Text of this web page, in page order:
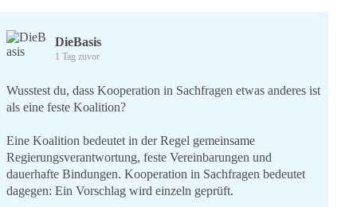
DieBasis
1 Tag zuvor
Wusstest du, dass Kooperation in Sachfragen etwas anderes ist
als eine feste Koalition?
Eine Koalition bedeutet in der Regel gemeinsame
Regierungsverantwortung, feste Vereinbarungen und
dauerhafte Bindungen. Kooperation in Sachfragen bedeutet
dagegen: Ein Vorschlag wird einzeln geprüft.